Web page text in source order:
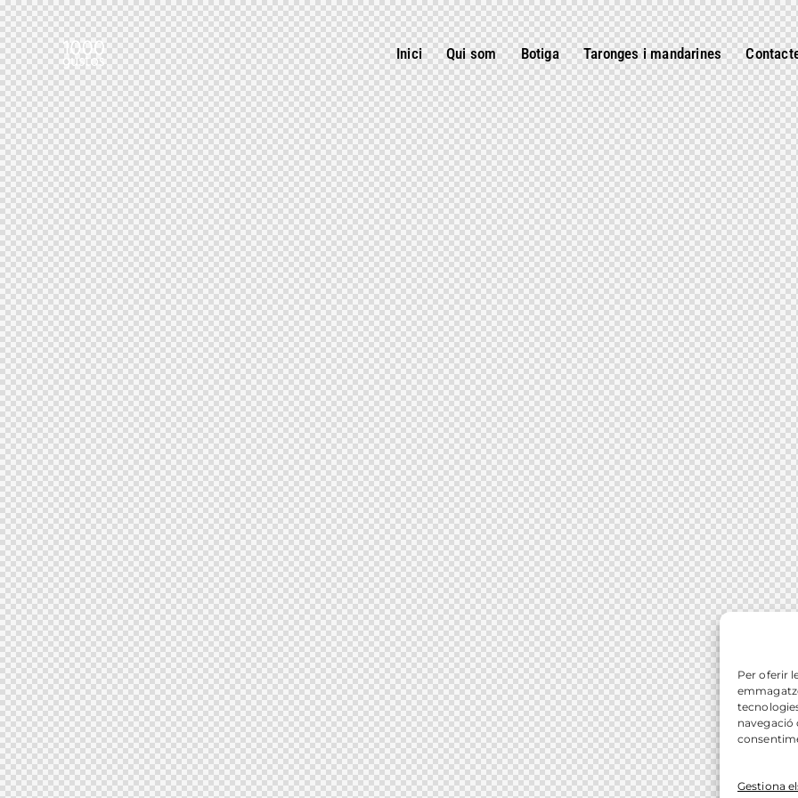
Per oferir
navegació
Gestiona
Inici Qui som Botiga Taronges i mandarines